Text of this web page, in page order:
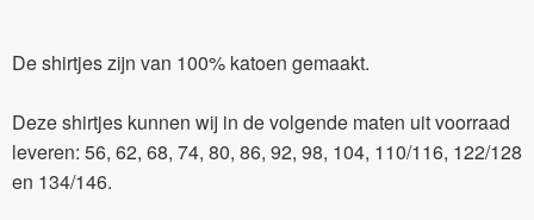
De shirtjes zijn van 100% katoen gemaakt.
Deze shirtjes kunnen wij in de volgende maten uit voorraad
leveren: 56, 62, 68, 74, 80, 86, 92, 98, 104, 110/116, 122/128
en 134/146.